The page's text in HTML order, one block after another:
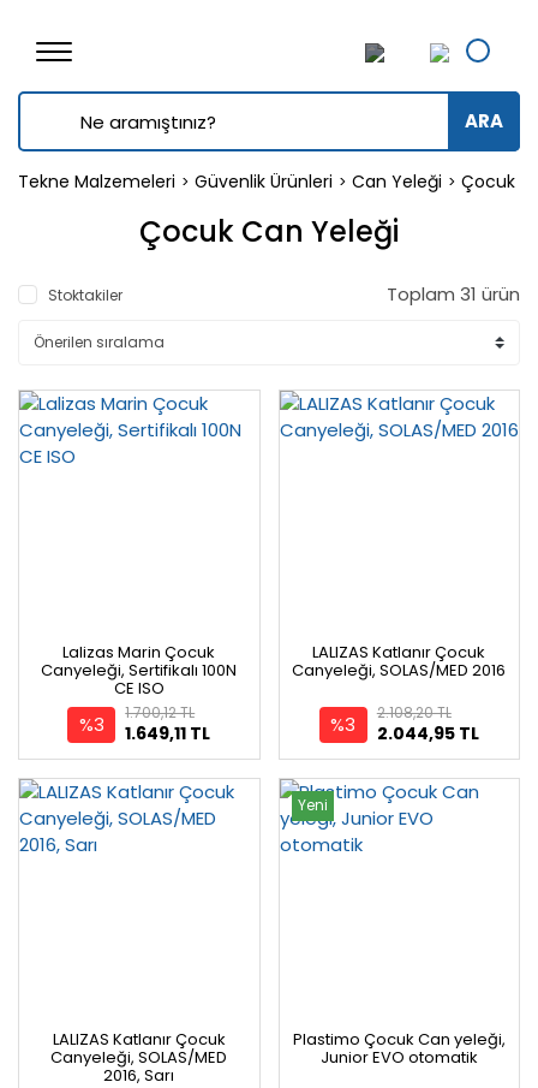
ARA
Tekne Malzemeleri Güvenlik Ürünleri Can Yeleği Çocuk
Çocuk Can Yeleği
Stoktakiler Toplam 31 ürün
Lalizas Marin Çocuk
Canyeleği, Sertifikalı 100N
CE ISO
%3 1.649,11 TL
1.700,12 TL
LALIZAS Katlanır Çocuk
Canyeleği, SOLAS/MED 2016
%3 2.044,95 TL
2.108,20 TL
LALIZAS Katlanır Çocuk
Canyeleği, SOLAS/MED
2016, Sarı
Yeni
Plastimo Çocuk Can yeleği,
Junior EVO otomatik